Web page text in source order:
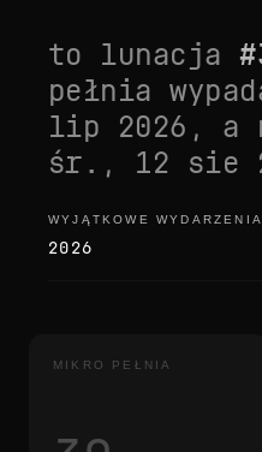
to lunacja#
pełnia
lip 2026 , a
śr., 12 sie
wyjątkowe wydarzenia
WYJĄTKOWE WYDARZENIA
2026
MIKRO PEŁNIA